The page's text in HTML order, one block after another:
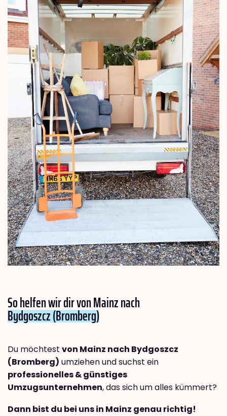
So helfen wir dir von Mainz nach
Bydgoszcz (Bromberg)
Du möchtest von Mainz nach Bydgoszcz
(Bromberg) umziehen und suchst ein
professionelles & günstiges
Umzugsunternehmen, das sich um alles kümmert?
Dann bist du bei uns in Mainz genau richtig!